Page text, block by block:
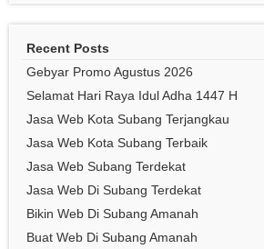
Recent Posts
Gebyar Promo Agustus 2026
Selamat Hari Raya Idul Adha 1447 H
Jasa Web Kota Subang Terjangkau
Jasa Web Kota Subang Terbaik
Jasa Web Subang Terdekat
Jasa Web Di Subang Terdekat
Bikin Web Di Subang Amanah
Buat Web Di Subang Amanah